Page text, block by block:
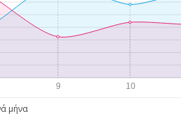
μήνα